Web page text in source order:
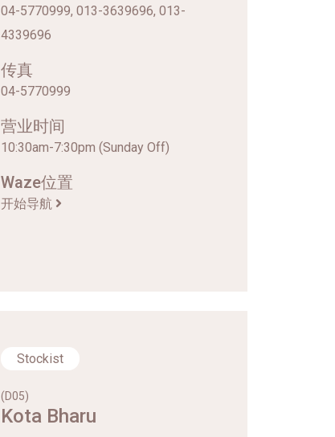
04-5770999, 013-3639696, 013-
4339696
传真
04-5770999
营业时间
10:30am-7:30pm (Sunday Off)
Waze位置
开始导航
Stockist
(D05)
Kota Bharu